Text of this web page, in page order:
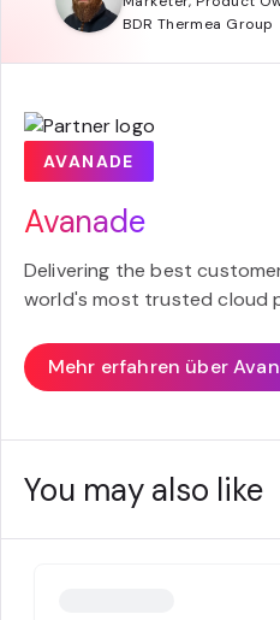
BDR Thermea Group
AVANADE
Avanade
Delivering the best
world's most trusted cloud
Mehr erfahren über
You may also like